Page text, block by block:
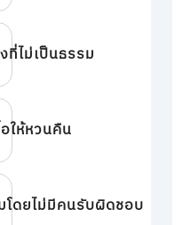
ไม่เป็นธรรม
ให้หวนคืน
โดยไม่มีคนรับผิดชอบ